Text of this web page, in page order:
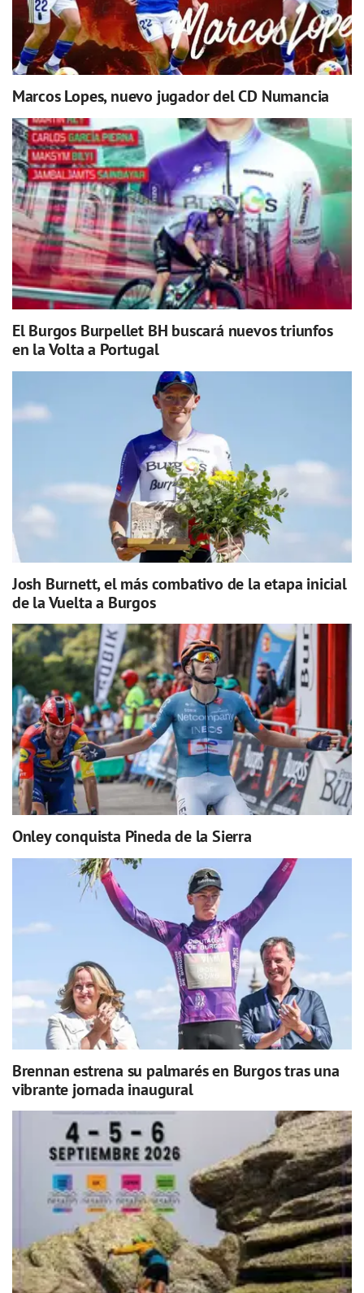
Marcos Lopes, nuevo jugador del CD Numancia
El Burgos Burpellet BH buscará nuevos triunfos
en la Volta a Portugal
Josh Burnett, el más combativo de la etapa inicial
de la Vuelta a Burgos
Onley conquista Pineda de la Sierra
Brennan estrena su palmarés en Burgos tras una
vibrante jornada inaugural